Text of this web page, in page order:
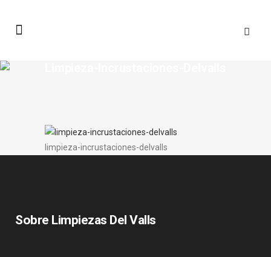
limpieza-incrustaciones-delvalls
Sobre Limpiezas Del Valls